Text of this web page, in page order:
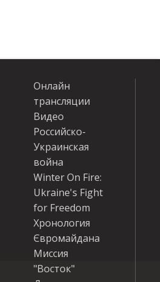
Онлайн
трансляции
Видео
Российско-
Украинская
война
Winter On Fire:
Ukraine's Fight
for Freedom
Хронология
Євромайдана
Миссия
"Восток"